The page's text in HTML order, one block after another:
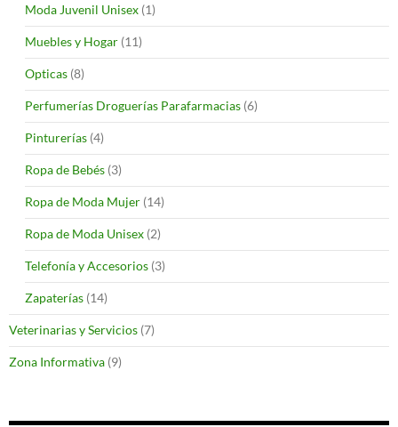
Moda Juvenil Unisex (1)
Muebles y Hogar (11)
Opticas (8)
Perfumerías Droguerías Parafarmacias (6)
Pinturerías (4)
Ropa de Bebés (3)
Ropa de Moda Mujer (14)
Ropa de Moda Unisex (2)
Telefonía y Accesorios (3)
Zapaterías (14)
Veterinarias y Servicios (7)
Zona Informativa (9)